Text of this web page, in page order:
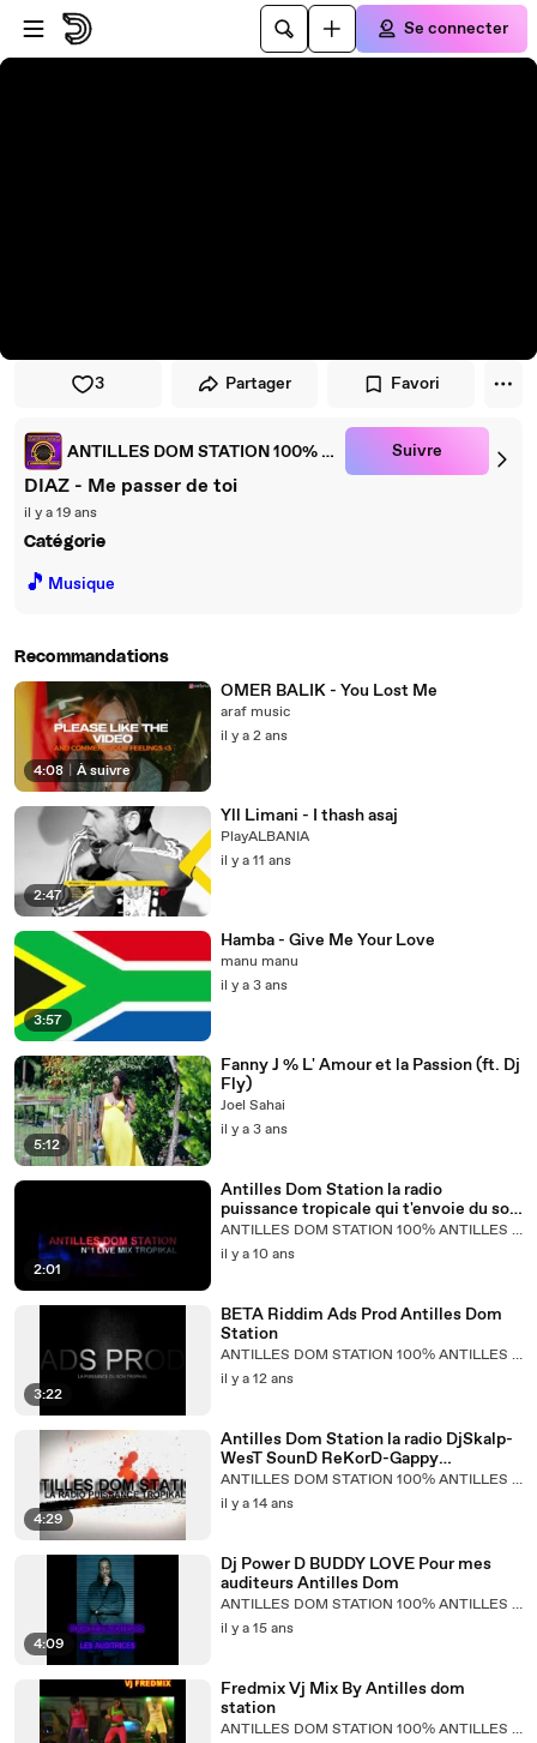
Passer au player
Passer au contenu principal
Se connecter
3 Partager Favori
ANTILLES DOM STATION 100% ANTILLES MUSIC Suivre
DIAZ - Me passer de toi
il y a 19 ans
Catégorie
🎵 Musique
Recommandations
4:08 À suivre
OMER BALIK - You Lost Me
araf music
il y a 2 ans
2:47
Yll Limani - I thash asaj
PlayALBANIA
il y a 11 ans
3:57
Hamba - Give Me Your Love
manu manu
il y a 3 ans
5:12
Fanny J % L' Amour et la Passion (ft. Dj
Fly)
Joel Sahai
il y a 3 ans
2:01
Antilles Dom Station la radio
puissance tropicale qui t'envoie du son
H24
ANTILLES DOM STATION 100% ANTILLES MUSIC
il y a 10 ans
3:22
BETA Riddim Ads Prod Antilles Dom
Station
ANTILLES DOM STATION 100% ANTILLES MUSIC
il y a 12 ans
4:29
Antilles Dom Station la radio DjSkalp-
WesT SounD ReKorD-Gappy
Ranks_Feat.Gyptian Leftside-GirlNext
Door
ANTILLES DOM STATION 100% ANTILLES MUSIC
il y a 14 ans
4:09
Dj Power D BUDDY LOVE Pour mes
auditeurs Antilles Dom
ANTILLES DOM STATION 100% ANTILLES MUSIC
il y a 15 ans
Fredmix Vj Mix By Antilles dom
station
ANTILLES DOM STATION 100% ANTILLES MUSIC